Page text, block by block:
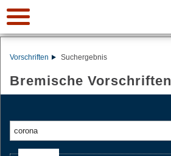
Vorschriften Suchergebnis
Bremische Vorschriften